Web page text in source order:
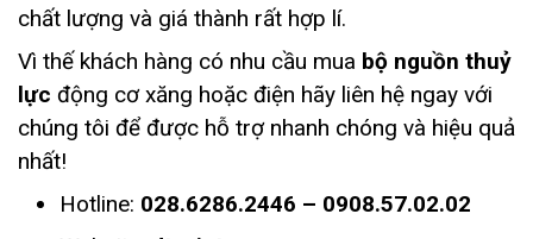
chất lượng và giá thành rất hợp lí.
Vì thế khách hàng có nhu cầu mua bộ nguồn thuỷ
lực động cơ xăng hoặc điện hãy liên hệ ngay với
chúng tôi để được hỗ trợ nhanh chóng và hiệu quả
nhất!
Hotline: 028.6286.2446 – 0908.57.02.02